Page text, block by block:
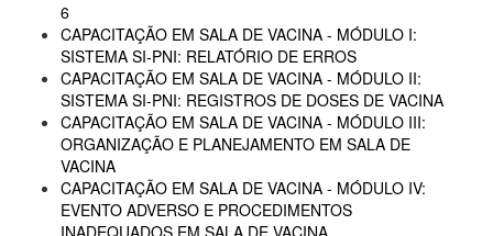
6
CAPACITAÇÃO EM SALA DE VACINA - MÓDULO I:
SISTEMA SI-PNI: RELATÓRIO DE ERROS
CAPACITAÇÃO EM SALA DE VACINA - MÓDULO II:
SISTEMA SI-PNI: REGISTROS DE DOSES DE VACINA
CAPACITAÇÃO EM SALA DE VACINA - MÓDULO III:
ORGANIZAÇÃO E PLANEJAMENTO EM SALA DE
VACINA
CAPACITAÇÃO EM SALA DE VACINA - MÓDULO IV:
EVENTO ADVERSO E PROCEDIMENTOS
INADEQUADOS EM SALA DE VACINA